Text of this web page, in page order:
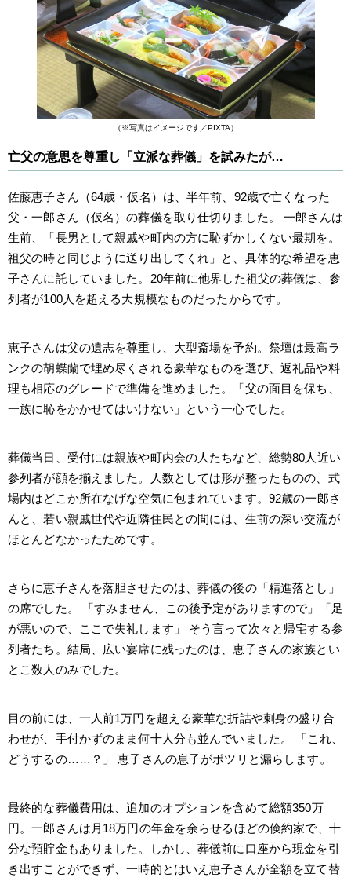
（※写真はイメージです／PIXTA）
亡父の意思を尊重し「立派な葬儀」を試みたが…
佐藤恵子さん（64歳・仮名）は、半年前、92歳で亡くなった
父・一郎さん（仮名）の葬儀を取り仕切りました。 一郎さんは
生前、「長男として親戚や町内の方に恥ずかしくない最期を。
祖父の時と同じように送り出してくれ」と、具体的な希望を恵
子さんに託していました。20年前に他界した祖父の葬儀は、参
列者が100人を超える大規模なものだったからです。
恵子さんは父の遺志を尊重し、大型斎場を予約。祭壇は最高ラ
ンクの胡蝶蘭で埋め尽くされる豪華なものを選び、返礼品や料
理も相応のグレードで準備を進めました。「父の面目を保ち、
一族に恥をかかせてはいけない」という一心でした。
葬儀当日、受付には親族や町内会の人たちなど、総勢80人近い
参列者が顔を揃えました。人数としては形が整ったものの、式
場内はどこか所在なげな空気に包まれています。92歳の一郎さ
んと、若い親戚世代や近隣住民との間には、生前の深い交流が
ほとんどなかったためです。
さらに恵子さんを落胆させたのは、葬儀の後の「精進落とし」
の席でした。 「すみません、この後予定がありますので」「足
が悪いので、ここで失礼します」 そう言って次々と帰宅する参
列者たち。結局、広い宴席に残ったのは、恵子さんの家族とい
とこ数人のみでした。
目の前には、一人前1万円を超える豪華な折詰や刺身の盛り合
わせが、手付かずのまま何十人分も並んでいました。 「これ、
どうするの……？」 恵子さんの息子がポツリと漏らします。
最終的な葬儀費用は、追加のオプションを含めて総額350万
円。一郎さんは月18万円の年金を余らせるほどの倹約家で、十
分な預貯金もありました。しかし、葬儀前に口座から現金を引
き出すことができず、一時的とはいえ恵子さんが全額を立て替